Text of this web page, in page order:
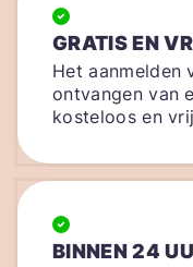
GRATIS EN
Het aanmelden
ontvangen van
kosteloos en
BINNEN 24